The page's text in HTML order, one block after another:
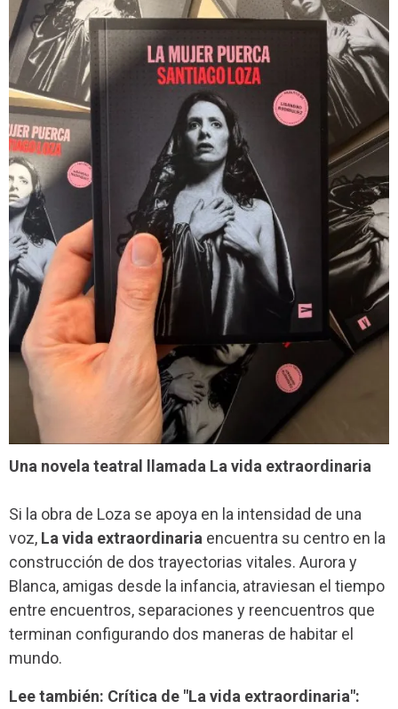
Una novela teatral llamada La vida extraordinaria
Si la obra de Loza se apoya en la intensidad de una
voz, La vida extraordinaria encuentra su centro en la
construcción de dos trayectorias vitales. Aurora y
Blanca, amigas desde la infancia, atraviesan el tiempo
entre encuentros, separaciones y reencuentros que
terminan configurando dos maneras de habitar el
mundo.
Lee también: Crítica de "La vida extraordinaria":